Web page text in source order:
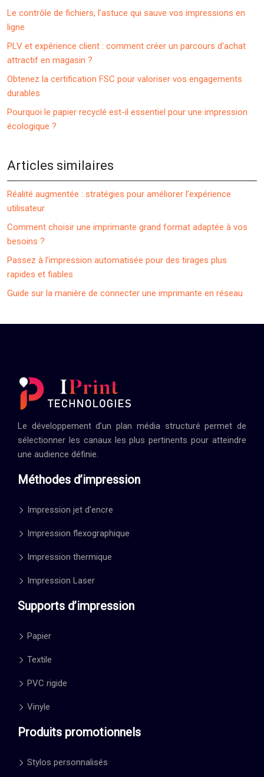
Le contrôle de fichiers, l’astuce qui sauve vos impressions en
ligne
PLV et expérience client : comment créer un parcours d’achat
attractif en magasin ?
Obtenez la certification FSC pour valoriser vos engagements
durables
Pourquoi le papier recyclé est-il essentiel pour une impression
écologique ?
Articles similaires
Réalité augmentée : stratégies pour améliorer l’expérience
utilisateur
Comment choisir une imprimante grand format adaptée à vos
besoins ?
Passez à l’impression automatisée pour des tirages plus
rapides et fiables
Guide sur la manière de connecter une imprimante en réseau
Le développement d’un plan média structuré permet de
sélectionner les canaux les plus pertinents pour atteindre
une audience définie.
Méthodes d’impression
Impression jet d’encre
Impression flexographique
Impression thermique
Impression Laser
Supports d’impression
Papier
Textile
PVC rigide
Vinyle
Produits promotionnels
Stylos personnalisés